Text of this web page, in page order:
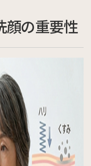
顔の重要性